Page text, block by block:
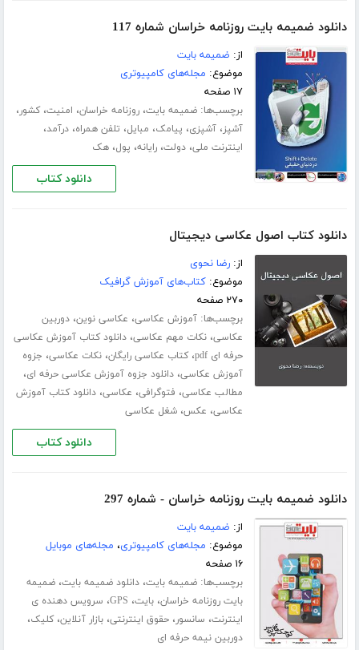
دانلود ضمیمه بایت روزنامه خراسان شماره 117
از: ضمیمه بایت
موضوع: مجله‌های کامپیوتری
۱۷ صفحه
برچسب‌ها:ضمیمه بایت،روزنامه خراسان، امنیت،کشور،
آشپز،آشپزی، پیامک، مبایل، تلفن همراه،درآمد،
اینترنت ملی،دولت،رایانه، پول،هک
دانلود کتاب
دانلود کتاب اصول عکاسی دیجیتال
از:رضا نحوی
موضوع:کتاب‌های آموزش گرافیک
۲۷۰ صفحه
برچسب‌ها:آموزش عکاسی، عکاسی نوین،دوربین
عکاسی،نکات مهم عکاسی،دانلود کتاب آموزش عکاسی
حرفه ای pdf
،کتاب عکاسی رایگان،نکات عکاسی، جزوه
آموزش عکاسی،دانلود جزوه آموزش عکاسی حرفه ای،
مطالب عکاسی، فتوگرافی، عکاسی،دانلود کتاب آموزش
عکاسی، عکس،شغل عکاسی
دانلود کتاب
دانلود ضمیمه بایت روزنامه خراسان - شماره 297
از: ضمیمه بایت
موضوع: مجله‌های کامپیوتری، مجله‌های موبایل
۱۶ صفحه
برچسب‌ها:ضمیمه بایت،دانلود ضمیمه بایت،ضمیمه
بایت روزنامه خراسان،بایت، GPS، سرویس دهنده ی
اینترنت، سانسور،حقوق اینترنتی،بازار آنلاین،کلیک،
دوربین نیمه حرفه‌ ای